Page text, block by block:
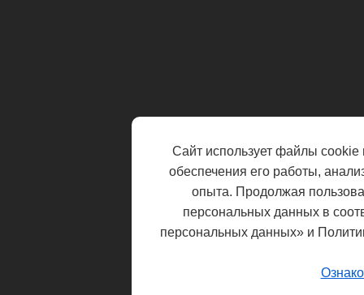
Сайт использует файлы cookie
обеспечения его работы,
опыта. Продолжая
персональных данных в
персональных данных» и